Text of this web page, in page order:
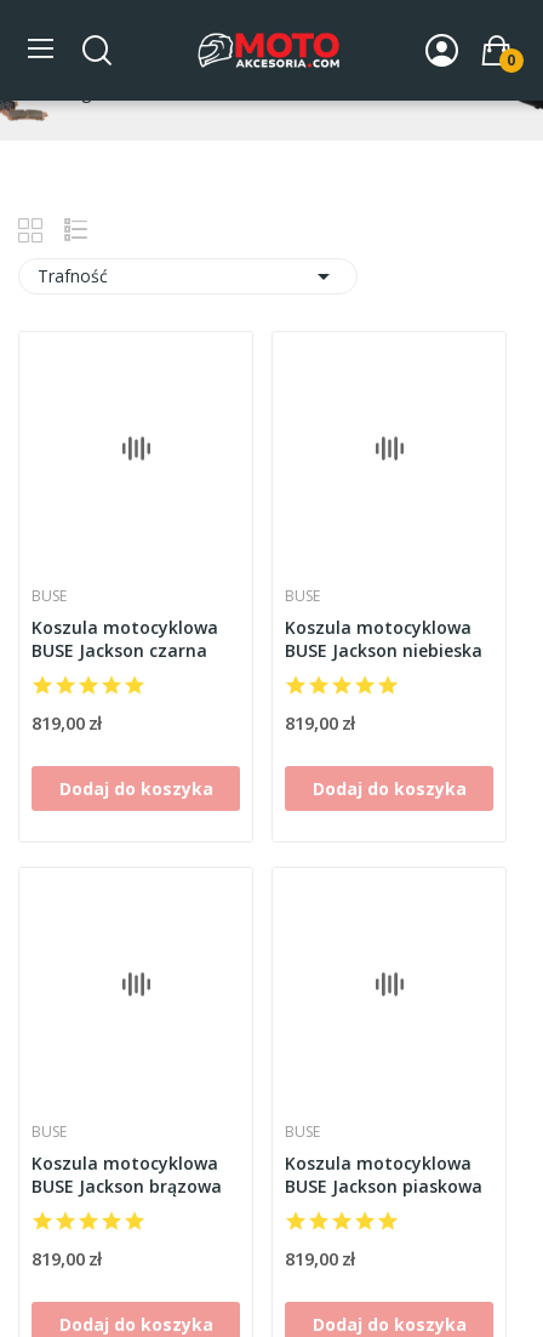
0
Koszule
Trafność 
BUSE
Koszula motocyklowa
BUSE Jackson czarna
819,00 zł
Dodaj do koszyka
BUSE
Koszula motocyklowa
BUSE Jackson niebieska
819,00 zł
Dodaj do koszyka
BUSE
Koszula motocyklowa
BUSE Jackson brązowa
819,00 zł
Dodaj do koszyka
BUSE
Koszula motocyklowa
BUSE Jackson piaskowa
819,00 zł
Dodaj do koszyka